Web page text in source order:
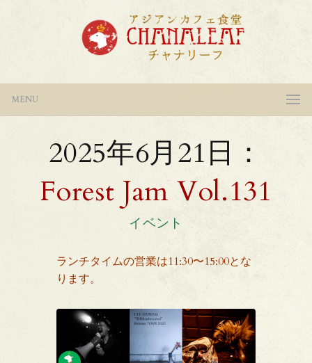
MENU
2025年6月21日：
Forest Jam Vol.131
イベント
ランチタイムの営業は11:30〜15:00とな
ります。